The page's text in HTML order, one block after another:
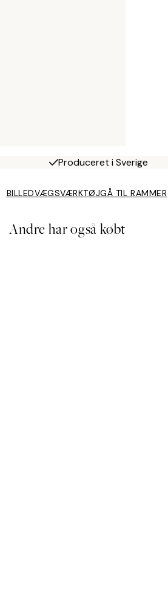
Produceret i Sverige
BILLEDVÆGSVÆRKTØJGÅ TIL RAMMER
Andre har også købt